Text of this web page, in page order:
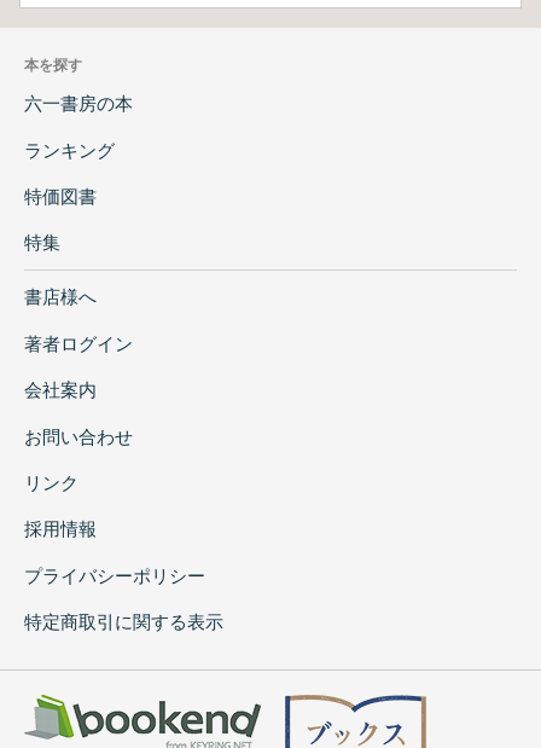
本を探す
六一書房の本
ランキング
特価図書
特集
書店様へ
著者ログイン
会社案内
お問い合わせ
リンク
採用情報
プライバシーポリシー
特定商取引に関する表示